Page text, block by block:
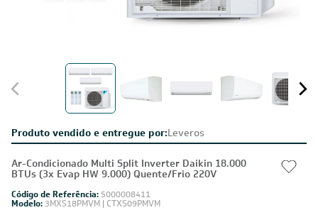
Produto vendido e entregue por:Leveros
Ar-Condicionado Multi Split Inverter Daikin 18.000
BTUs (3x Evap HW 9.000) Quente/Frio 220V
Código de Referência: 5000008411
Modelo: 3MXS18PMVM | CTXS09PMVM